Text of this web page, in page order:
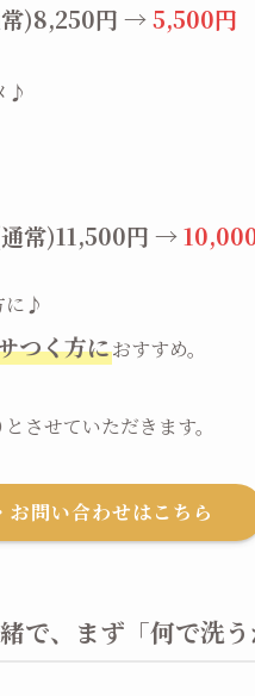
常)8,250円 →5,500円
♪
常)11,500円 →
に♪
つく方におすすめ。
させていただきます。
お問い合わせはこちら
で、まず「何で洗